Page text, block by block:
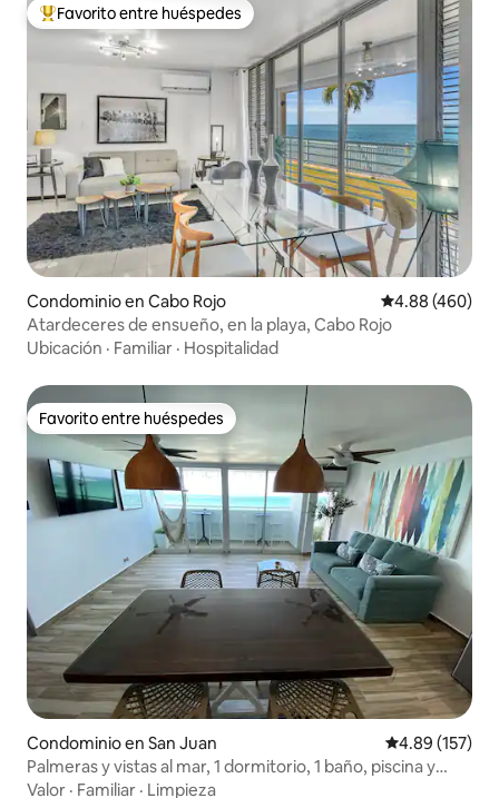
De los mejores en Favorito entre huéspedes
Favorito entre huéspedes
Condominio en Cabo Rojo Calificación
4.88 (460)
Atardeceres de ensueño, en la playa, Cabo Rojo
Ubicación · Familiar · Hospitalidad
Favorito entre huéspedes
Favorito entre huéspedes
Condominio en San Juan Calificación
4.89 (157)
Palmeras y vistas al mar, 1 dormitorio, 1 baño, piscina y
acceso a la playa
Valor · Familiar · Limpieza